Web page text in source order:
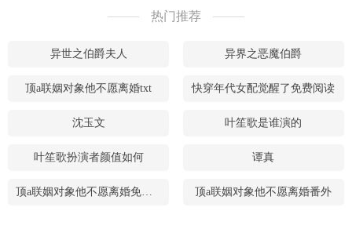
热门推荐
异世之伯爵夫人 异界之恶魔伯爵
顶a联姻对象他不愿离婚txt 快穿年代女配觉醒了免费阅读
沈玉文 叶笙歌是谁演的
叶笙歌扮演者颜值如何 谭真
顶a联姻对象他不愿离婚免费阅读 顶a联姻对象他不愿离婚番外